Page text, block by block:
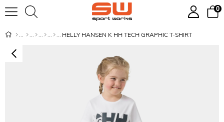
0
HELLY HANSEN K HH TECH GRAPHIC T-SHIRT